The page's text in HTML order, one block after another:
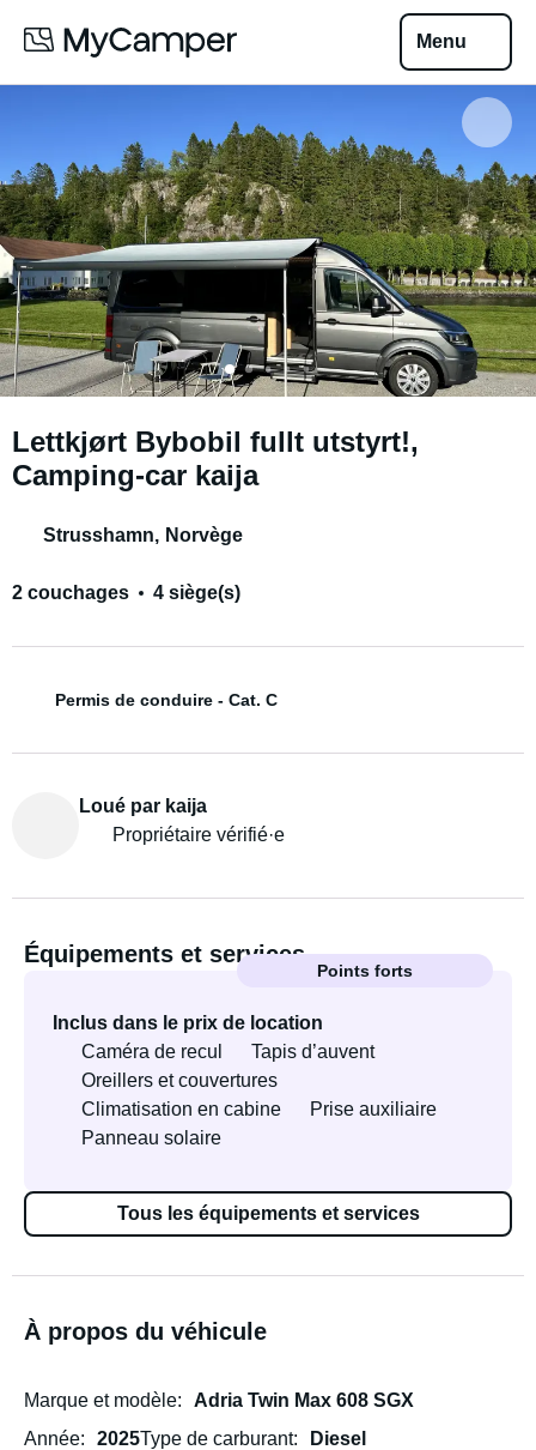
Menu
Lettkjørt Bybobil fullt utstyrt!,
Camping-car kaija
Strusshamn, Norvège
2 couchages 4 siège(s)
Permis de conduire - Cat. C
Loué par kaija
Propriétaire vérifié·e
Équipements et services
Points forts
Inclus dans le prix de location
Caméra de recul
Tapis d’auvent
Oreillers et couvertures
Climatisation en cabine
Prise auxiliaire
Panneau solaire
Tous les équipements et services
À propos du véhicule
Marque et modèle
Adria Twin Max 608 SGX
Année
2025Type de carburant
Diesel